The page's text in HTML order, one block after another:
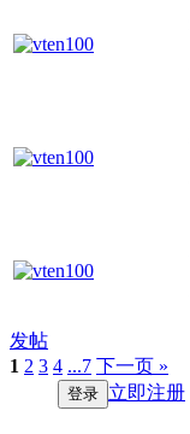
发帖
1 2 3 4 ...7 下一页 »
登录 立即注册